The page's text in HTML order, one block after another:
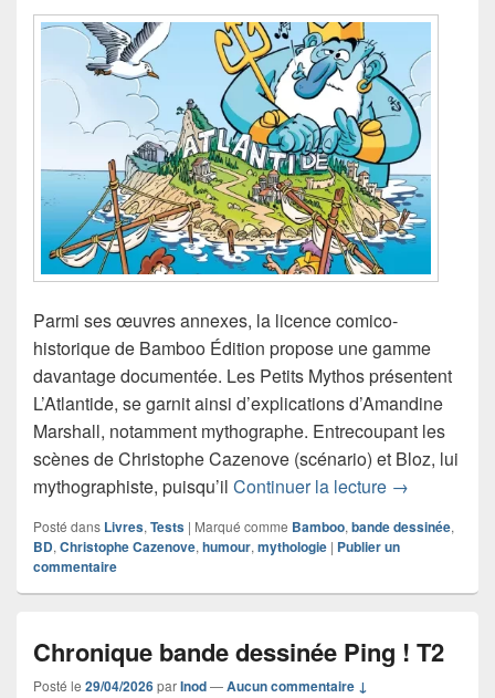
Parmi ses œuvres annexes, la licence comico-
historique de Bamboo Édition propose une gamme
davantage documentée. Les Petits Mythos présentent
L’Atlantide, se garnit ainsi d’explications d’Amandine
Marshall, notamment mythographe. Entrecoupant les
scènes de Christophe Cazenove (scénario) et Bloz, lui
mythographiste, puisqu’il Continuer la lecture Chronique
→
Posté dans Livres, Tests | Marqué comme Bamboo, bande dessinée,
BD, Christophe Cazenove, humour, mythologie | Publier un
commentaire
Chronique bande dessinée Ping ! T2
Posté le 29/04/2026parInod—Aucun commentaire ↓